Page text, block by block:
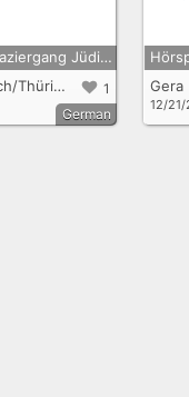
Hörspaziergang Jüdisches Ensemble in Berkach
1
Berkach/Thüringen
German
Gera
12/21/